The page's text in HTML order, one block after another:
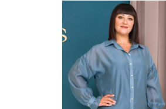
Наклейки Варіант з %